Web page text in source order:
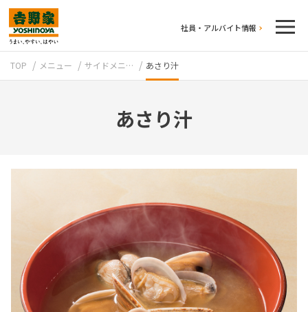
社員・アルバイト情報
牛丼のこだわり 吉野家の歴史
TOP メニュー サイドメニ… あさり汁
あさり汁